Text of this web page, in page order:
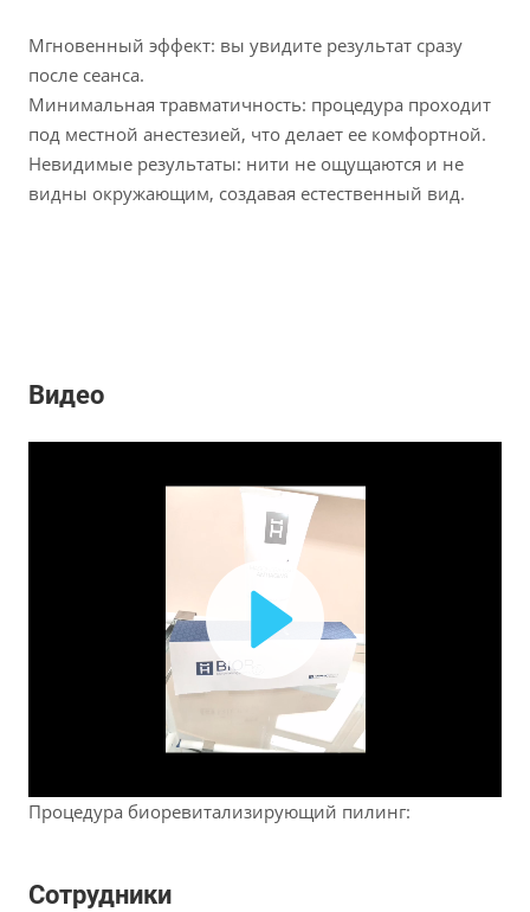
Мгновенный эффект: вы увидите результат сразу
после сеанса.
Минимальная травматичность: процедура проходит
под местной анестезией, что делает ее комфортной.
Невидимые результаты: нити не ощущаются и не
видны окружающим, создавая естественный вид.
Видео
Play
Video
Процедура биоревитализирующий пилинг:
Сотрудники